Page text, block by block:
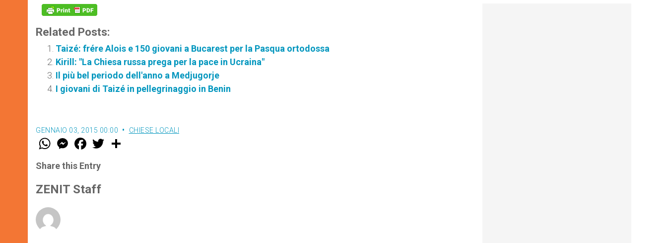
Related Posts:
Taizé: frére Alois e 150 giovani a Bucarest per la Pasqua ortodossa
Kirill: "La Chiesa russa prega per la pace in Ucraina"
Il più bel periodo dell'anno a Medjugorje
I giovani di Taizé in pellegrinaggio in Benin
GENNAIO 03, 2015 00:00 CHIESE LOCALI
W
t
s
p
p
M
e
s
e
g
e
F
a
e
b
o
k
w
Share this Entry
ZENIT Staff